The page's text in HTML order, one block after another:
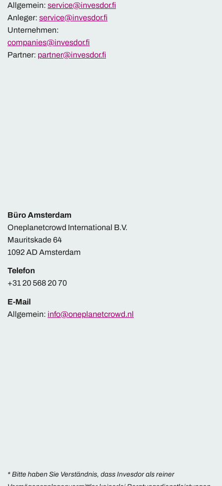
Allgemein: service@invesdor.fi
Anleger: service@invesdor.fi
Unternehmen:
companies@invesdor.fi
Partner: partner@invesdor.fi
Büro Amsterdam
Oneplanetcrowd International B.V.
Mauritskade 64
1092 AD Amsterdam
Telefon
+31 20 568 20 70
E-Mail
Allgemein: info@oneplanetcrowd.nl
* Bitte haben Sie Verständnis, dass Invesdor als reiner